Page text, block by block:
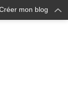
mon blog